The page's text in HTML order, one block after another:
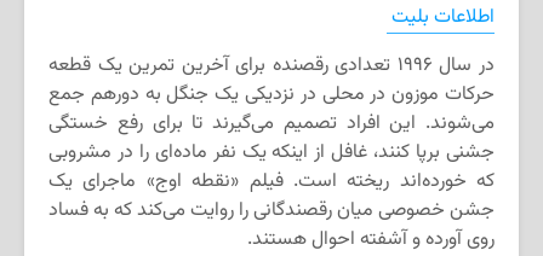
اطلاعات بلیت
در سال ۱۹۹۶ تعدادی رقصنده برای آخرین تمرین یک قطعه
حرکات موزون در محلی در نزدیکی یک جنگل به دورهم جمع
می‌شوند. این افراد تصمیم می‌گیرند تا برای رفع خستگی
جشنی برپا کنند، غافل از اینکه یک نفر ماده‌ای را در مشروبی
که خورده‌اند ریخته است. فیلم «نقطه اوج» ماجرای یک
جشن خصوصی میان رقصندگانی را روایت می‌کند که به فساد
روی آورده و آشفته احوال هستند.